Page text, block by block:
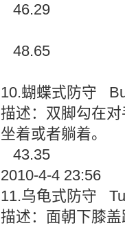
46.29
48.65
10.蝴蝶式防守
描述：双脚勾在
坐着或者躺着。
43.35
2010-4-4 23:56
11.乌龟式防守
描述：面朝下膝